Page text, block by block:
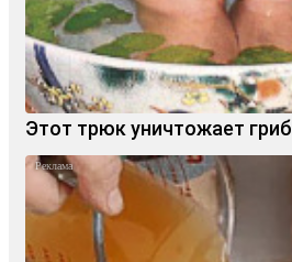
Этот трюк уничтожает